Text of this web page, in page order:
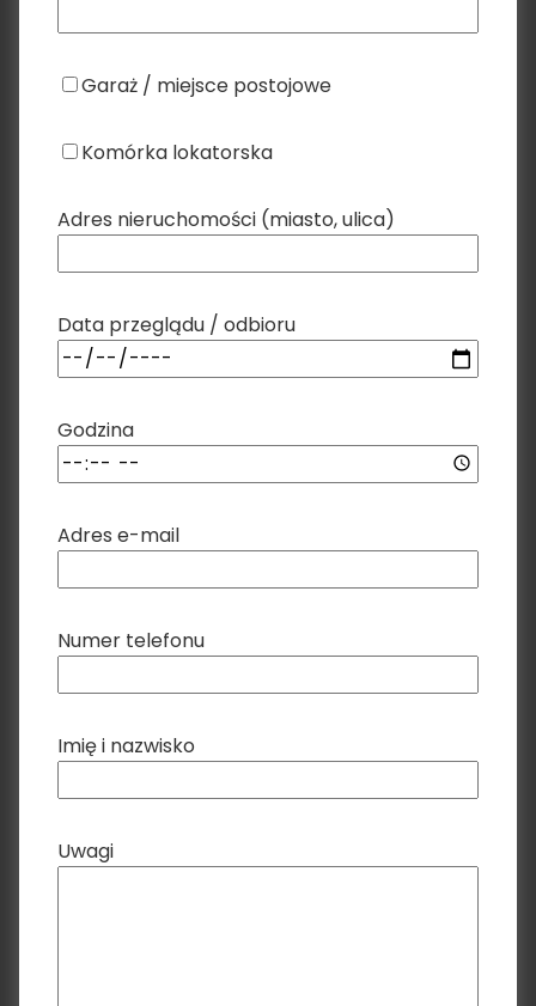
Garaż / miejsce postojowe
Komórka lokatorska
Adres nieruchomości (miasto, ulica)
Data przeglądu / odbioru
Godzina
Adres e-mail
Numer telefonu
Imię i nazwisko
Uwagi